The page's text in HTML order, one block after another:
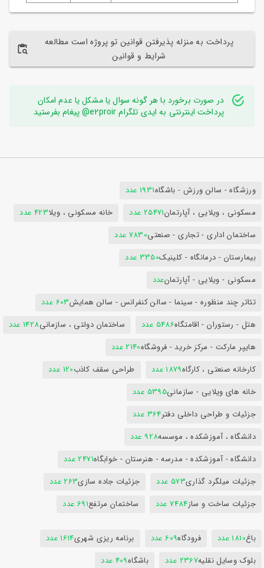
پرداخت به منزله پذیرفتن قوانین تو پروژه است مطالعه
شرایط و قوانین
در صورت برخورد با هر گونه سوال یا مشکل یا عدم امکان
پرداخت اینترنتی به ایدی تلگرام e2proir@ پیغام بفرستید
ورزشگاه - سالن ورزش - باشگاه1931 عدد
مسکونی ، ویلایی ، آپارتمان25471 عدد خانه مسکونی ، ویلا423 عدد
ساختمان اداری - تجاری - صنعتی7830 عدد
بیمارستان - درمانگاه - کلینیک3350 عدد
مسکونی - ویلایی - آپارتمانعدد
تئاتر چند منظوره - سینما - سالن کنفرانس - سالن همایش603 عدد
هتل - رستوران - اقامتگاه5486 عدد ساختمان دولتی ، سازمانی1428 عدد
هایپر مارکت - مرکز خرید - فروشگاه2140 عدد
کارخانه صنعتی ، کارگاه1879 عدد طراحی سقف کاذب120 عدد
خانه های ویلایی - سازمانی5395 عدد
جزئیات و طراحی داخلی دفتر364 عدد
دانشگاه ، آموزشکده ، موسسه928 عدد
دانشگاه - آموزشکده - مدرسه - هنرستان - خوابگاه2471 عدد
جزئیات میلگرد گذاری573 عدد جزئیات جاده سازی263 عدد
جزئیات ساخت و ساز7484 عدد ساختمان مرتفع691 عدد
باغ1810 عدد فرودگاه609 عدد برنامه ریزی شهری1614 عدد
بلوک وسایل نقلیه2367 عدد باشگاه409 عدد